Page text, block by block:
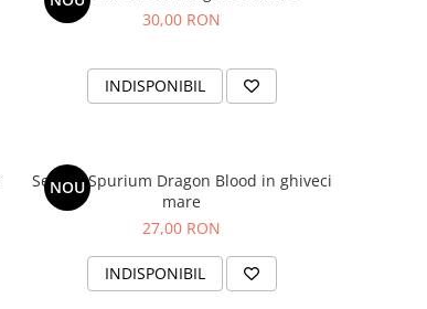
30,00 RON
INDISPONIBIL
NOU
Sedum Spurium Dragon Blood in ghiveci
mare
27,00 RON
INDISPONIBIL